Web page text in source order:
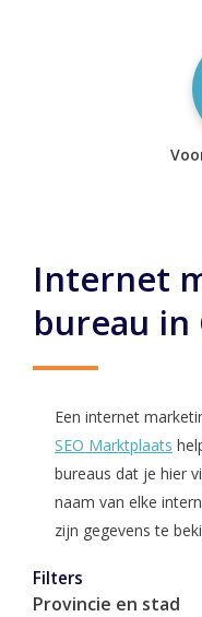
Internet
bureau in
Een internet
SEO Marktplaats
bureaus dat je hier
naam van elke
zijn gegevens te
Filters
Provincie en stad